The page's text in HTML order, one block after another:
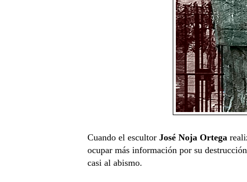
Cuando el escultor José Noja Ortega
ocupar más información por su
casi al abismo.